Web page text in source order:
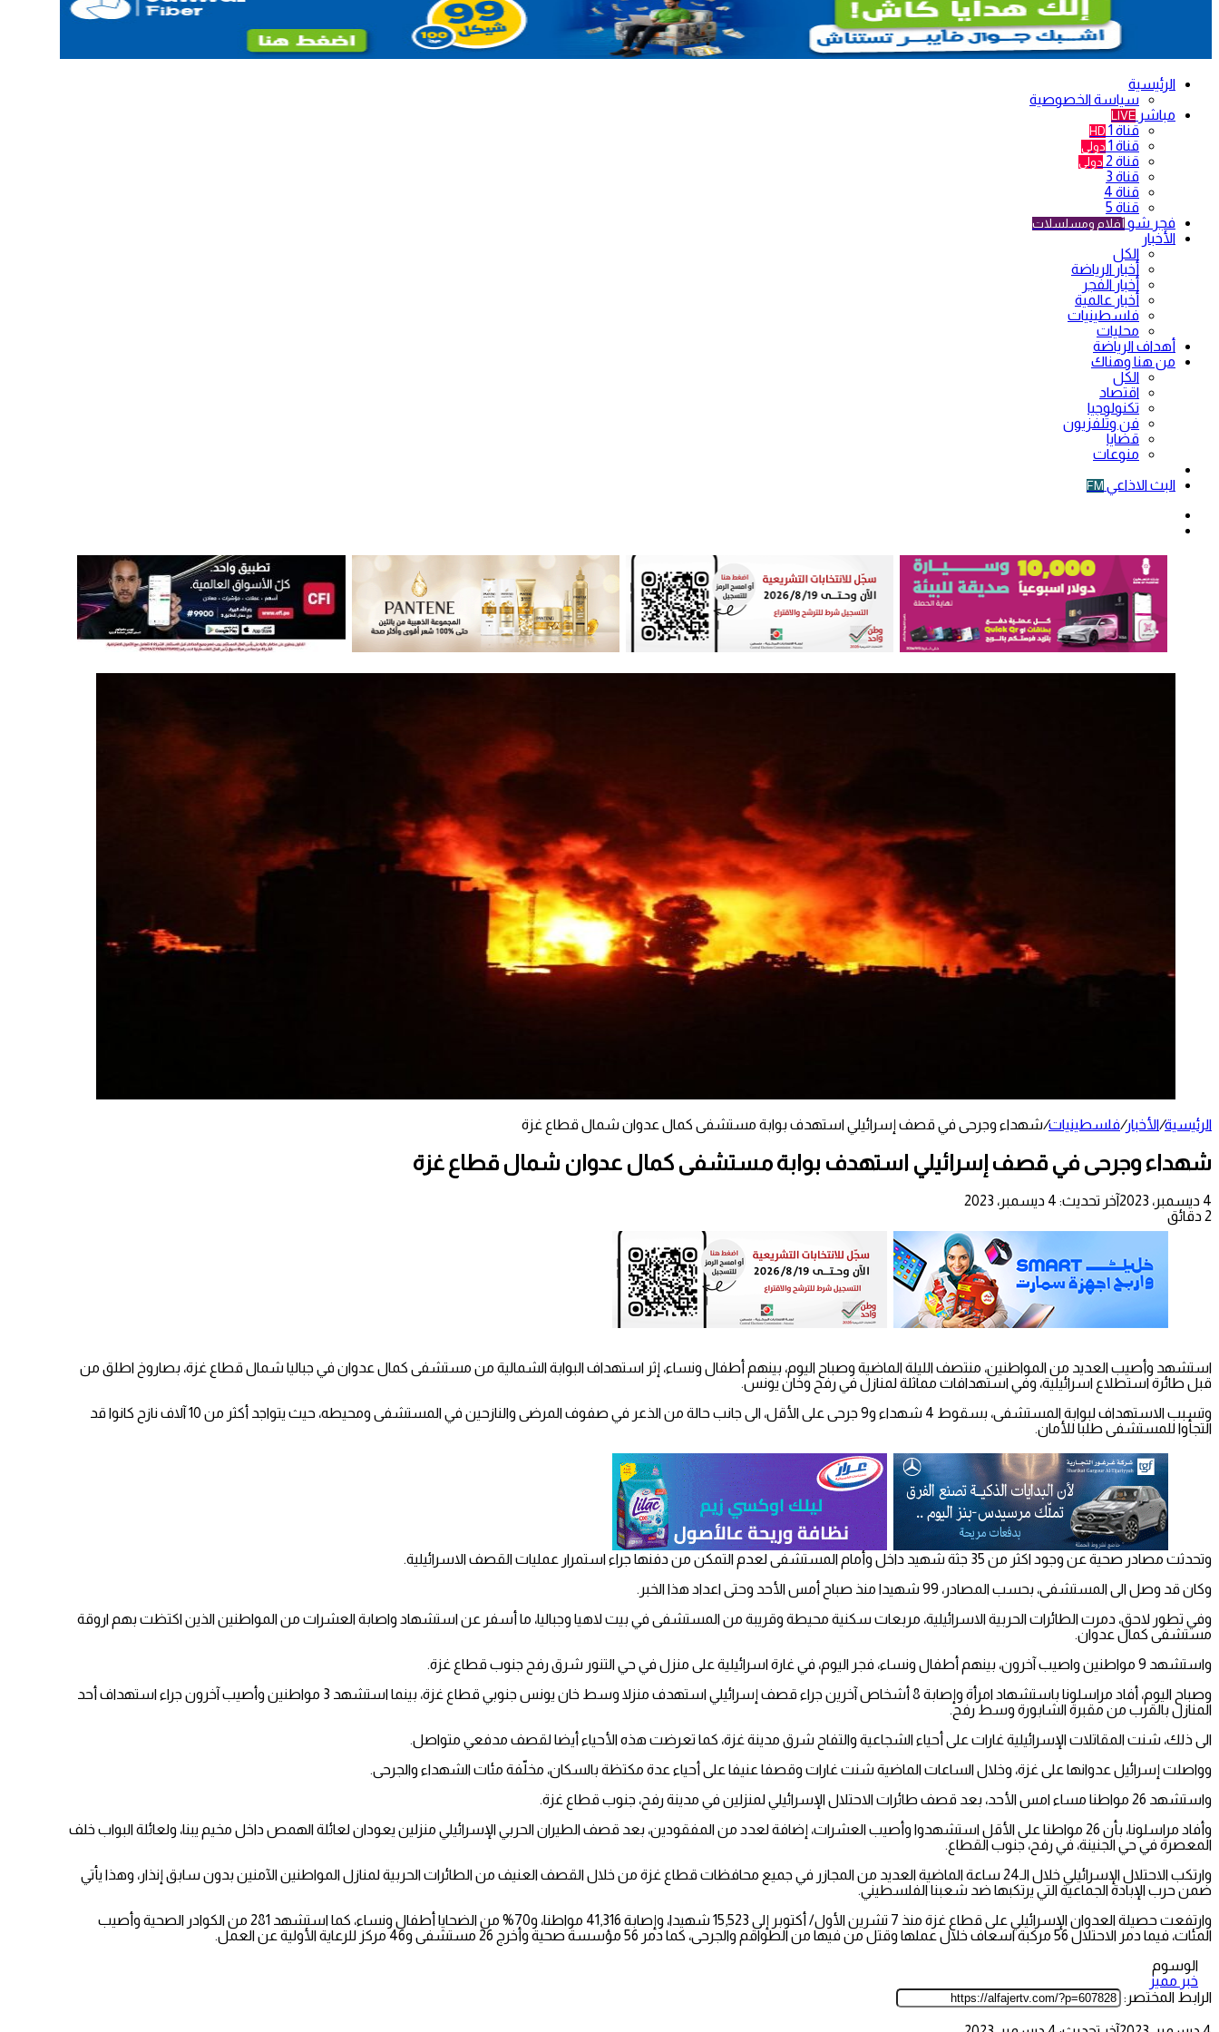
الرئيسية
سياسة الخصوصية
مباشر LIVE
قناة 1 HD
قناة 1 دولي
قناة 2 دولي
قناة 3
قناة 4
قناة 5
فجر شو أفلام ومسلسلات
الأخبار
الكل
أخبار الرياضة
أخبار الفجر
أخبار عالمية
فلسطينيات
محليات
أهداف الرياضة
من هنا وهناك
الكل
اقتصاد
تكنولوجيا
فن وتلفزيون
قضايا
منوعات
البث الاذاعي FM
الرئيسية/الأخبار/فلسطينيات/شهداء وجرحى في قصف إسرائيلي استهدف بوابة مستشفى كمال عدوان شمال قطاع غزة
شهداء وجرحى في قصف إسرائيلي استهدف بوابة مستشفى كمال عدوان شمال قطاع غزة
4 ديسمبر، 2023
آخر تحديث: 4 ديسمبر، 2023
2 دقائق
استشهد وأصيب العديد من المواطنين، منتصف الليلة الماضية وصباح اليوم، بينهم أطفال ونساء، إثر استهداف البوابة الشمالية من مستشفى كمال عدوان في جباليا شمال قطاع غزة، بصاروخ اطلق من
قبل طائرة استطلاع اسرائيلية، وفي استهدافات مماثلة لمنازل في رفح وخان يونس.
وتسبب الاستهداف لبوابة المستشفى، بسقوط 4 شهداء و9 جرحى على الأقل، الى جانب حالة من الذعر في صفوف المرضى والنازحين في المستشفى ومحيطه، حيث يتواجد أكثر من 10 آلاف نازح كانوا قد
التجأوا للمستشفى طلبا للأمان.
وتحدثت مصادر صحية عن وجود اكثر من 35 جثة شهيد داخل وأمام المستشفى لعدم التمكن من دفنها جراء استمرار عمليات القصف الاسرائيلية.
وكان قد وصل الى المستشفى، بحسب المصادر، 99 شهيدا منذ صباح أمس الأحد وحتى اعداد هذا الخبر.
وفي تطور لاحق، دمرت الطائرات الحربية الاسرائيلية، مربعات سكنية محيطة وقريبة من المستشفى في بيت لاهيا وجباليا، ما أسفر عن استشهاد واصابة العشرات من المواطنين الذين اكتظت بهم اروقة
مستشفى كمال عدوان.
واستشهد 9 مواطنين واصيب آخرون، بينهم أطفال ونساء، فجر اليوم، في غارة اسرائيلية على منزل في حي التنور شرق رفح جنوب قطاع غزة.
وصباح اليوم، أفاد مراسلونا باستشهاد امرأة وإصابة 8 أشخاص آخرين جراء قصف إسرائيلي استهدف منزلا وسط خان يونس جنوبي قطاع غزة، بينما استشهد 3 مواطنين وأصيب آخرون جراء استهداف أحد
المنازل بالقرب من مقبرة الشابورة وسط رفح.
الى ذلك، شنت المقاتلات الإسرائيلية غارات على أحياء الشجاعية والتفاح شرق مدينة غزة، كما تعرضت هذه الأحياء أيضا لقصف مدفعي متواصل.
وواصلت إسرائيل عدوانها على غزة، وخلال الساعات الماضية شنت غارات وقصفا عنيفا على أحياء عدة مكتظة بالسكان، مخلّفة مئات الشهداء والجرحى.
واستشهد 26 مواطنا مساء امس الأحد، بعد قصف طائرات الاحتلال الإسرائيلي لمنزلين في مدينة رفح، جنوب قطاع غزة.
وأفاد مراسلونا، بأن 26 مواطنا على الأقل استشهدوا وأصيب العشرات، إضافة لعدد من المفقودين، بعد قصف الطيران الحربي الإسرائيلي منزلين يعودان لعائلة الهمص داخل مخيم يبنا، ولعائلة البواب خلف
المعصرة في حي الجنينة، في رفح، جنوب القطاع.
وارتكب الاحتلال الإسرائيلي خلال الـ24 ساعة الماضية العديد من المجازر في جميع محافظات قطاع غزة من خلال القصف العنيف من الطائرات الحربية لمنازل المواطنين الآمنين بدون سابق إنذار، وهذا يأتي
ضمن حرب الإبادة الجماعية التي يرتكبها ضد شعبنا الفلسطيني.
وارتفعت حصيلة العدوان الإسرائيلي على قطاع غزة منذ 7 تشرين الأول/ أكتوبر إلى 15,523 شهيدا، وإصابة 41,316 مواطنا، و70% من الضحايا أطفال ونساء، كما استشهد 281 من الكوادر الصحية وأصيب
المئات، فيما دمر الاحتلال 56 مركبة اسعاف خلال عملها وقتل من فيها من الطواقم والجرحى، كما دمر 56 مؤسسة صحية وأخرج 26 مستشفى و46 مركز للرعاية الأولية عن العمل.
الوسوم
خبر مميز
الرابط المختصر: